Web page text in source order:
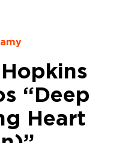
“Deep
Heart